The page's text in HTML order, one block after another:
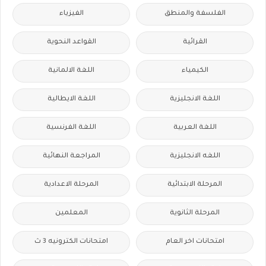
الفلسفة والمنطق الفيزياء
القرائية القواعد النحوية
الكيمياء اللغة الالمانية
اللغة الانجليزية اللغة الايطالية
اللغة العربية اللغة الفرنسية
اللغه الانجليزية المراجعة النهائية
المرحلة الابتدائية المرحلة الاعدادية
المرحلة الثانوية المعلمين
امتحانات اخر العام امتحانات الكترونيه 3 ث